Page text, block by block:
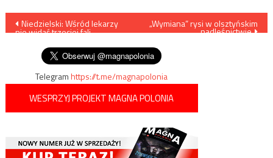
Nawigacja
wpisu
Niedzielski: Wśród lekarzy
nie widać trzeciej fali
„Wymiana” rysi w olsztyńskim
nadleśnictwie
Telegramhttps://t.me/magnapolonia
WESPRZYJ PROJEKT MAGNA POLONIA